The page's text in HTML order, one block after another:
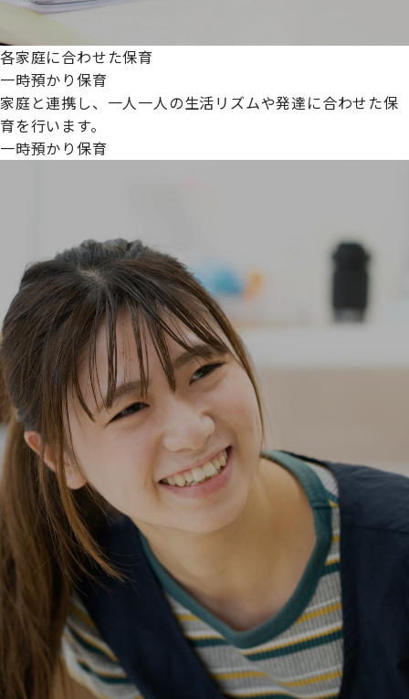
各家庭に合わせた保育
一時預かり保育
家庭と連携し、一人一人の生活リズムや発達に合わせた保
育を行います。
一時預かり保育